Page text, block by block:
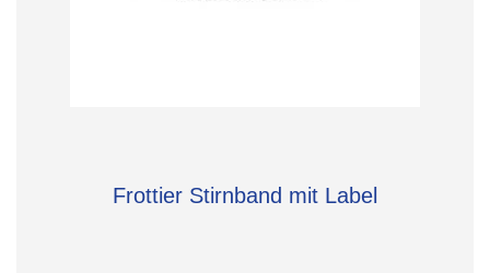
Frottier Stirnband mit Label